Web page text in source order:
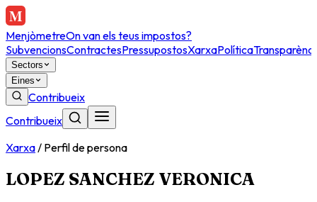
MenjòmetreOn van els teus impostos?
SubvencionsContractesPressupostosXarxaPolítica
Sectors
Eines
Contribueix
Contribueix
Xarxa/ Perfil de persona
LOPEZ SANCHEZ VERONICA